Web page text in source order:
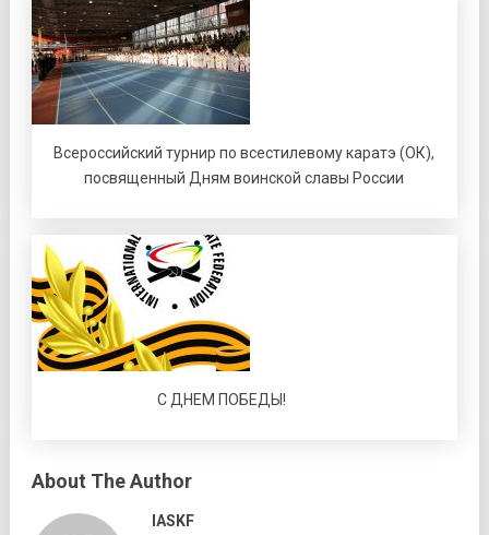
Всероссийский турнир по всестилевому каратэ (ОК),
посвященный Дням воинской славы России
С ДНЕМ ПОБЕДЫ!
About The Author
IASKF